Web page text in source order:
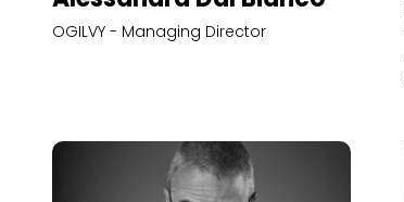
OGILVY - Managing Director